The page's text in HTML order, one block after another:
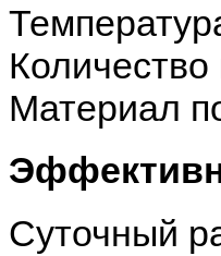
Материал
Суточный